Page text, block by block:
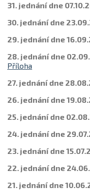
31. jednání dne
30. jednání dne
29. jednání dne
28. jednání dne
Příloha
27. jednání dne
26. jednání dne
25. jednání dne
24. jednání dne
23. jednání dne
22. jednání dne
21. jednání dne